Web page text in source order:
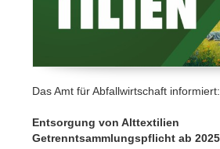
Das Amt für Abfallwirtschaft informiert:
Entsorgung von Alttextilien
Getrenntsammlungspflicht ab 2025